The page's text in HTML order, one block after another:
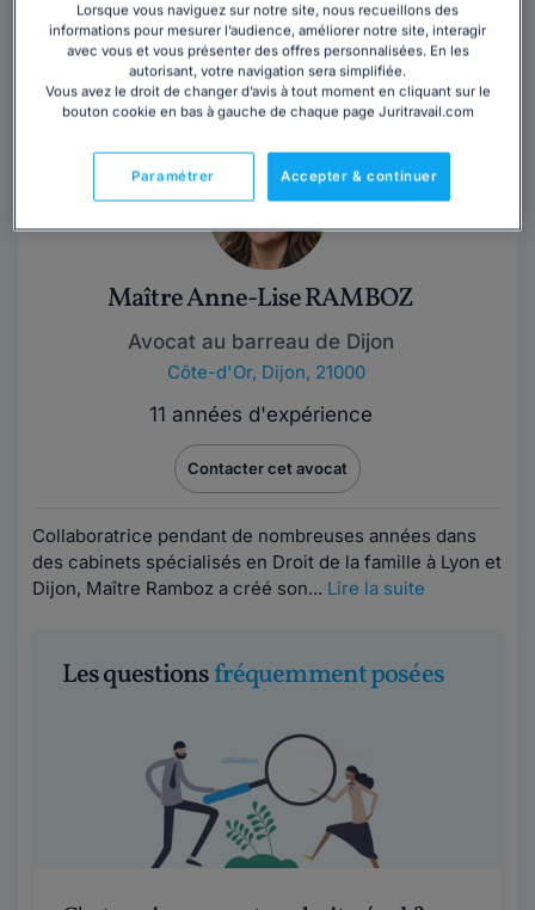
Maître Stéphane est avocat à Roubaix depuis 13 ans et
vous accompagne dans vos problématiques de droit
routier, droit du dommage corporel et...Lire la suite
Maître Anne-Lise RAMBOZ
Avocat au barreau de Dijon
Côte-d'Or, Dijon, 21000
11 années d'expérience
Contacter cet avocat
Collaboratrice pendant de nombreuses années dans
des cabinets spécialisés en Droit de la famille à Lyon et
Dijon, Maître Ramboz a créé son... Lire la suite
Les questionsfréquemment posées
Lorsque vous naviguez sur notre site, nous recueillons des
informations pour mesurer l’audience, améliorer notre site, interagir
avec vous et vous présenter des offres personnalisées. En les
autorisant, votre navigation sera simplifiée.
Vous avez le droit de changer d’avis à tout moment en cliquant sur le
bouton cookie en bas à gauche de chaque page Juritravail.com
Accepter & continuer
Paramétrer